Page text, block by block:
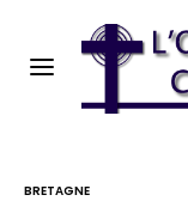
BRETAGNE